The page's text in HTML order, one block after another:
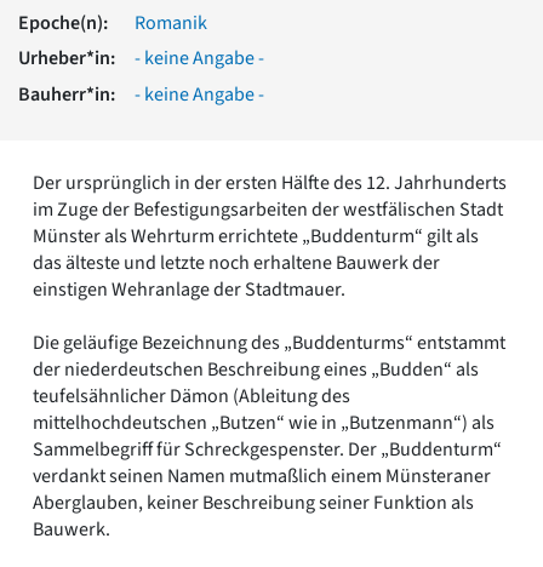
Romanik
Vorromanik
Römische Antike
Über uns
Fachbeirat
Freunde & Förderer
Kontakt
Impressum
Datenschutz
Epoche(n):
Romanik
Urheber*in:
- keine Angabe -
Bauherr*in:
- keine Angabe -
Der ursprünglich in der ersten Hälfte des 12. Jahrhunderts
im Zuge der Befestigungsarbeiten der westfälischen Stadt
Münster als Wehrturm errichtete „Buddenturm“ gilt als
das älteste und letzte noch erhaltene Bauwerk der
einstigen Wehranlage der Stadtmauer.
Die geläufige Bezeichnung des „Buddenturms“ entstammt
der niederdeutschen Beschreibung eines „Budden“ als
teufelsähnlicher Dämon (Ableitung des
mittelhochdeutschen „Butzen“ wie in „Butzenmann“) als
Sammelbegriff für Schreckgespenster. Der „Buddenturm“
verdankt seinen Namen mutmaßlich einem Münsteraner
Aberglauben, keiner Beschreibung seiner Funktion als
Bauwerk.